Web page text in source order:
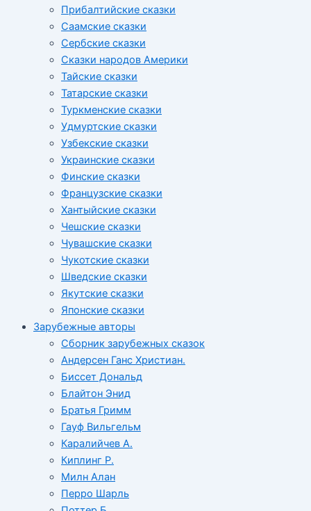
Прибалтийские сказки
Cаамские сказки
Сербские сказки
Сказки народов Америки
Тайские сказки
Татарские сказки
Туркменские сказки
Удмуртские сказки
Узбекские сказки
Украинские сказки
Финские сказки
Французские сказки
Хантыйские сказки
Чешские сказки
Чувашские сказки
Чукотские сказки
Шведские сказки
Якутские сказки
Японские сказки
Зарубежные авторы
Сборник зарубежных сказок
Андерсен Ганс Христиан.
Биссет Дональд
Блайтон Энид
Братья Гримм
Гауф Вильгельм
Каралийчев А.
Киплинг Р.
Милн Алан
Перро Шарль